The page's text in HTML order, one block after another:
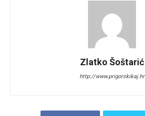
Zlatko Šoštarić
http://www.prigorskikaj.hr